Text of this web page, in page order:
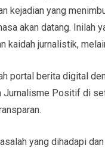
kejadian yang
akan datang.
kaidah jurnalistik,
portal berita digital
Jurnalisme Positif di
yang dihadapi